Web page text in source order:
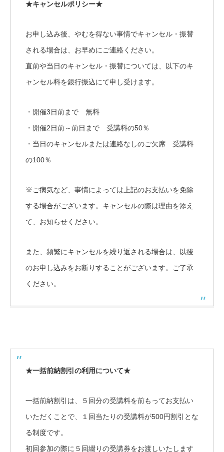
★キャンセルポリシー★
お申し込み後、やむを得ない事情でキャンセル・振替
される場合は、お早めにご連絡ください。
直前や当日のキャンセル・振替については、以下のキ
ャンセル料を銀行振込にて申し受けます。
・開催3日前まで 無料
・開催2日前～前日まで 受講料の50％
・当日のキャンセルまたは連絡なしのご欠席 受講料
の100％
※ご病気など、事情によっては上記のお支払いを免除
する場合がございます。キャンセルの際は理由を添え
て、お知らせください。
また、頻繁にキャンセルを繰り返される場合は、以後
のお申し込みをお断りすることがございます。ご了承
ください。
★一括前納割引の利用について★
一括前納割引は、５回分の受講料を前もってお支払い
いただくことで、１回当たりの受講料が500円割引とな
る制度です。
初回参加の際に５回綴りの受講券をお渡しいたします